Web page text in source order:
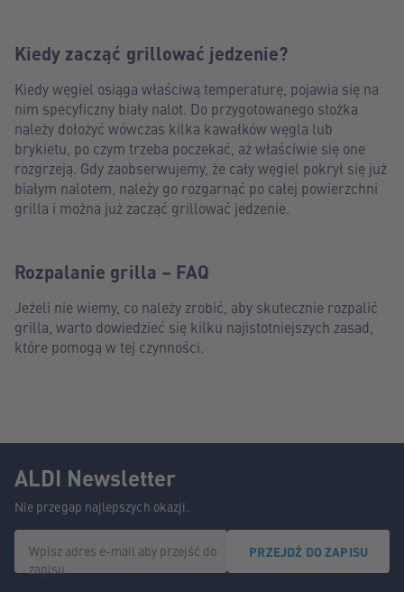
Kiedy zacząć grillować jedzenie?
Kiedy węgiel osiąga właściwą temperaturę, pojawia się na
nim specyficzny biały nalot. Do przygotowanego stożka
należy dołożyć wówczas kilka kawałków węgla lub
brykietu, po czym trzeba poczekać, aż właściwie się one
rozgrzeją. Gdy zaobserwujemy, że cały węgiel pokrył się już
białym nalotem, należy go rozgarnąć po całej powierzchni
grilla i można już zacząć grillować jedzenie.
Rozpalanie grilla – FAQ
Jeżeli nie wiemy, co należy zrobić, aby skutecznie rozpalić
grilla, warto dowiedzieć się kilku najistotniejszych zasad,
które pomogą w tej czynności.
ALDI Newsletter
Nie przegap najlepszych okazji.
Wpisz adres e-mail aby przejść do
zapisu.
PRZEJDŹ DO ZAPISU